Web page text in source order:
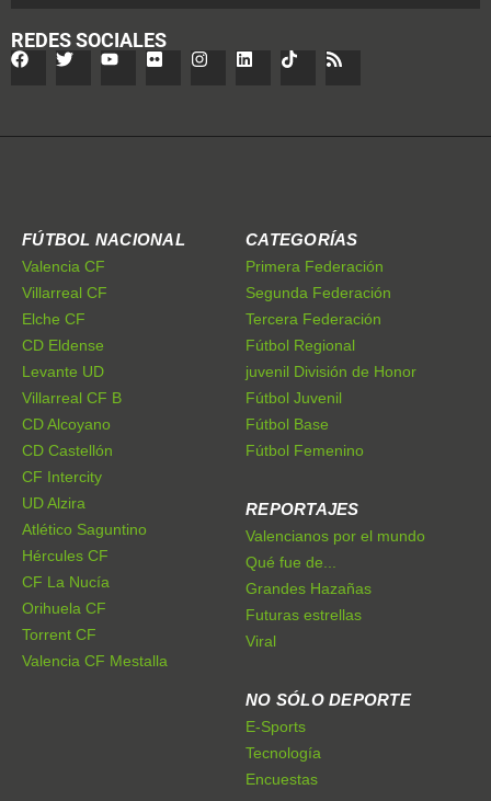
REDES SOCIALES
FÚTBOL NACIONAL
Valencia CF
Villarreal CF
Elche CF
CD Eldense
Levante UD
Villarreal CF B
CD Alcoyano
CD Castellón
CF Intercity
UD Alzira
Atlético Saguntino
Hércules CF
CF La Nucía
Orihuela CF
Torrent CF
Valencia CF Mestalla
CATEGORÍAS
Primera Federación
Segunda Federación
Tercera Federación
Fútbol Regional
juvenil División de Honor
Fútbol Juvenil
Fútbol Base
Fútbol Femenino
REPORTAJES
Valencianos por el mundo
Qué fue de...
Grandes Hazañas
Futuras estrellas
Viral
NO SÓLO DEPORTE
E-Sports
Tecnología
Encuestas